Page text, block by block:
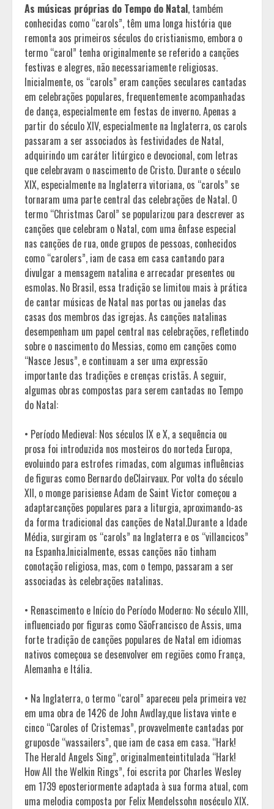
As músicas próprias do Tempo do Natal, também
conhecidas como “carols”, têm uma longa história que
remonta aos primeiros séculos do cristianismo, embora o
termo “carol” tenha originalmente se referido a canções
festivas e alegres, não necessariamente religiosas.
Inicialmente, os “carols” eram canções seculares cantadas
em celebrações populares, frequentemente acompanhadas
de dança, especialmente em festas de inverno. Apenas a
partir do século XIV, especialmente na Inglaterra, os carols
passaram a ser associados às festividades de Natal,
adquirindo um caráter litúrgico e devocional, com letras
que celebravam o nascimento de Cristo. Durante o século
XIX, especialmente na Inglaterra vitoriana, os “carols” se
tornaram uma parte central das celebrações de Natal. O
termo “Christmas Carol” se popularizou para descrever as
canções que celebram o Natal, com uma ênfase especial
nas canções de rua, onde grupos de pessoas, conhecidos
como “carolers”, iam de casa em casa cantando para
divulgar a mensagem natalina e arrecadar presentes ou
esmolas. No Brasil, essa tradição se limitou mais à prática
de cantar músicas de Natal nas portas ou janelas das
casas dos membros das igrejas. As canções natalinas
desempenham um papel central nas celebrações, refletindo
sobre o nascimento do Messias, como em canções como
“Nasce Jesus”, e continuam a ser uma expressão
importante das tradições e crenças cristãs. A seguir,
algumas obras compostas para serem cantadas no Tempo
do Natal:
• Período Medieval: Nos séculos IX e X, a sequência ou
prosa foi introduzida nos mosteiros do norteda Europa,
evoluindo para estrofes rimadas, com algumas influências
de figuras como Bernardo deClairvaux. Por volta do século
XII, o monge parisiense Adam de Saint Victor começou a
adaptarcanções populares para a liturgia, aproximando-as
da forma tradicional das canções de Natal.Durante a Idade
Média, surgiram os “carols” na Inglaterra e os “villancicos”
na Espanha.Inicialmente, essas canções não tinham
conotação religiosa, mas, com o tempo, passaram a ser
associadas às celebrações natalinas.
• Renascimento e Início do Período Moderno: No século XIII,
influenciado por figuras como SãoFrancisco de Assis, uma
forte tradição de canções populares de Natal em idiomas
nativos começoua se desenvolver em regiões como França,
Alemanha e Itália.
• Na Inglaterra, o termo “carol” apareceu pela primeira vez
em uma obra de 1426 de John Awdlay,que listava vinte e
cinco “Caroles of Cristemas”, provavelmente cantadas por
gruposde “wassailers”, que iam de casa em casa. “Hark!
The Herald Angels Sing”, originalmenteintitulada “Hark!
How All the Welkin Rings”, foi escrita por Charles Wesley
em 1739 eposteriormente adaptada à sua forma atual, com
uma melodia composta por Felix Mendelssohn noséculo XIX.